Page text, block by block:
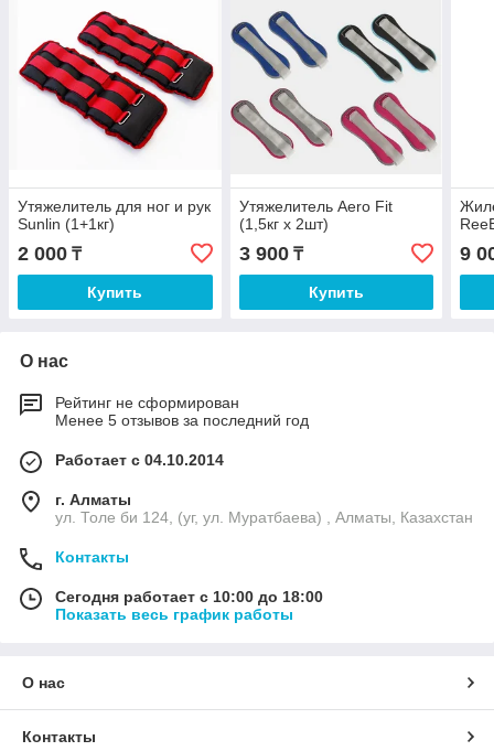
Утяжелитель для ног и рук
Sunlin (1+1кг)
2 000 ₸
Купить
Утяжелитель Aero Fit
(1,5кг х 2шт)
3 900₸
Купить
9
О нас
Рейтинг не сформирован
Менее 5 отзывов за последний год
Работает с 04.10.2014
г. Алматы
ул. Толе би 124, (уг, ул. Муратбаева) , Алматы, Казахстан
Контакты
Сегодня работает с 10:00 до 18:00
Показать весь график работы
О нас
Контакты